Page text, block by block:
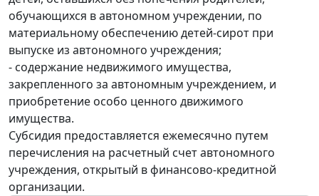
обучающихся в автономном учреждении, по
материальному обеспечению детей-сирот при
выпуске из автономного учреждения;
- содержание недвижимого имущества,
закрепленного за автономным учреждением, и
приобретение особо ценного движимого
имущества.
Субсидия предоставляется ежемесячно путем
перечисления на расчетный счет автономного
учреждения, открытый в финансово-кредитной
организации.